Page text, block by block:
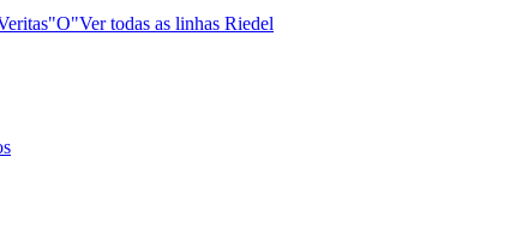
"O"Ver todas as linhas Riedel